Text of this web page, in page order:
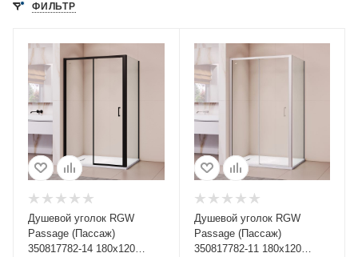
ФИЛЬТР
Душевой уголок RGW
Passage (Пассаж)
350817782-14 180х120
Душевой уголок RGW
Passage (Пассаж)
350817782-11 180х120